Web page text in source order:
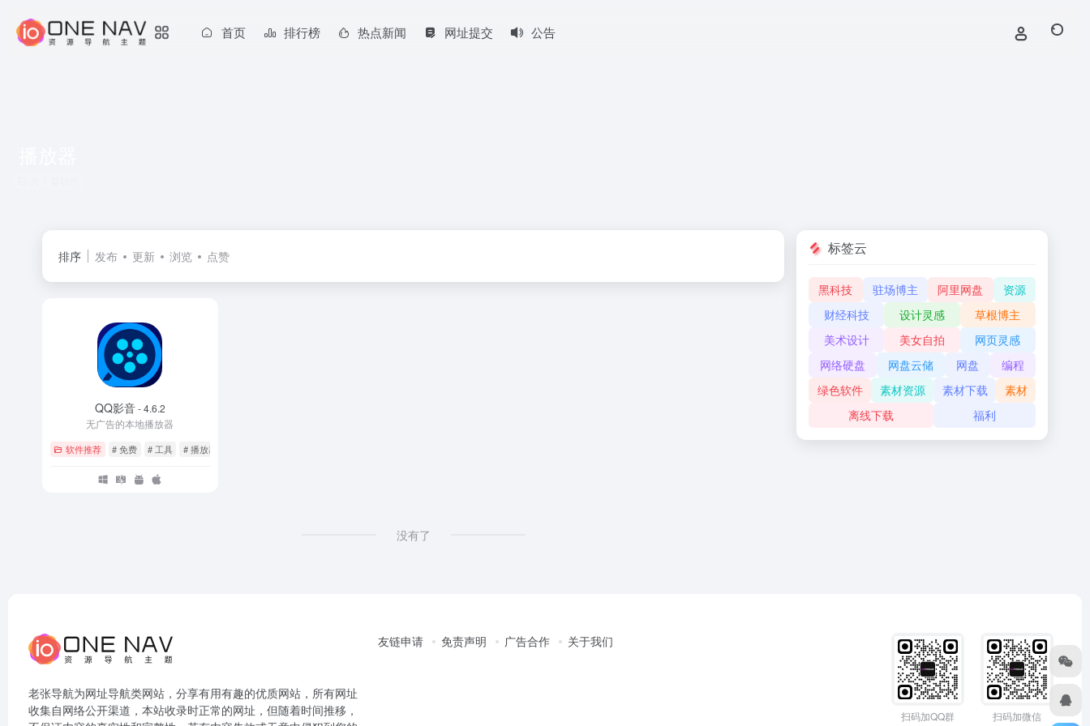
首页 排行榜 热点新闻 网址提交 公告
排序 发布 更新 浏览 点赞
QQ影音- 4.6.2
无广告的本地播放器
软件推荐 # 免费 # 工具 # 播放器
没有了
标签云
黑科技 驻场博主 阿里网盘
资源
财经科技
设计灵感
草根博主
美术设计
美女自拍
网页灵感
网络硬盘
网盘云储 网盘
编程
绿色软件
素材资源 素材下载
素材
离线下载
福利
老张导航为网址导航类网站，分享有用有趣的优质网站，所有网址
收集自网络公开渠道，本站收录时正常的网址，但随着时间推移，
友链申请 免责声明 广告合作 关于我们
扫码加QQ群 扫码加微信